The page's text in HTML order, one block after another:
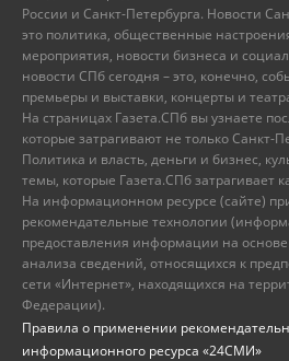
России и Санкт-Петербурга. Новости
это политика, общественные
мероприятия, новости бизнеса и
новости СПб сегодня – это, конечно,
премьеры и выставки, концерты и
На страницах Газета.СПб вы узнаете
которые затрагивают не только Санкт-
Политика и власть, деньги и бизнес,
темы, которые Газета.СПб затрагивает
На информационном ресурсе (сайте)
рекомендательные технологии
предоставления информации на
анализа сведений, относящихся к
сети «Интернет», находящихся на
Федерации).
Правила о применении
информационного ресурса «24СМИ»